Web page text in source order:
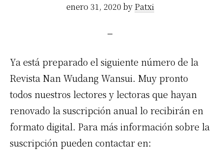
enero 31, 2020 by Patxi
Ya está preparado el siguiente número de la
Revista Nan Wudang Wansui. Muy pronto
todos nuestros lectores y lectoras que hayan
renovado la suscripción anual lo recibirán en
formato digital. Para más información sobre la
suscripción pueden contactar en: